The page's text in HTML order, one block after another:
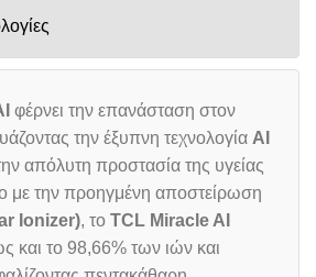
φέρνει την επανάσταση στον
την έξυπνη τεχνολογία AI
απόλυτη προστασία της υγείας
με την προηγμένη αποστείρωση
Ionizer), το TCL Miracle AI
και το 98,66% των ιών και